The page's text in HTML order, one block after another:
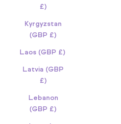
£)
Kyrgyzstan
(GBP £)
Laos (GBP £)
Latvia (GBP
£)
Lebanon
(GBP £)